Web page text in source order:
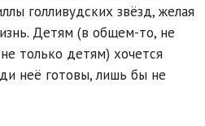
голливудских звёзд, желая
Детям (в общем-то, не
только детям) хочется
неё готовы, лишь бы не